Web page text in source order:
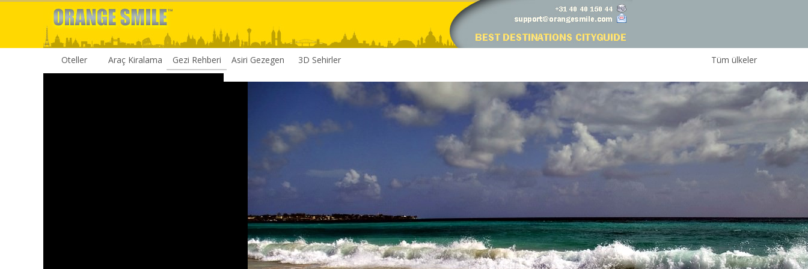
Oteller Araç Kiralama Gezi Rehberi Asiri Gezegen 3D Sehirler Tüm ülkeler